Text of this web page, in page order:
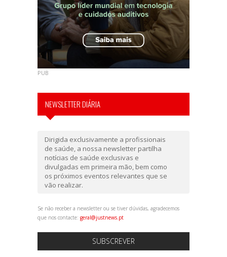
PUB
NEWSLETTER DIÁRIA
Dirigida exclusivamente a profissionais
de saúde, a nossa newsletter partilha
notícias de saúde exclusivas e
divulgadas em primeira mão, bem como
os próximos eventos relevantes que se
vão realizar.
Se não receber a newsletter ou se tiver dúvidas, agradecemos
que nos contacte: geral@justnews.pt
SUBSCREVER